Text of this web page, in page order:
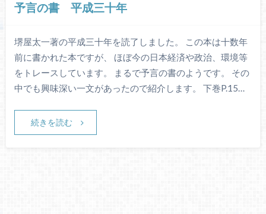
予言の書 平成三十年
堺屋太一著の平成三十年を読了しました。 この本は十数年
前に書かれた本ですが、 ほぼ今の日本経済や政治、環境等
をトレースしています。 まるで予言の書のようです。 その
中でも興味深い一文があったので紹介します。 下巻P.15…
続きを読む